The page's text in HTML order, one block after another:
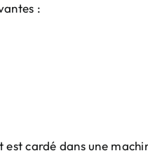
:
cardé dans une